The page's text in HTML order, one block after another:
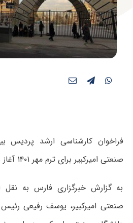
فراخوان کارشناسی ارشد پردیس
صنعتی امیرکبیر برای ترم مهر ۱۴۰۱ آغاز شد.
به گزارش خبرگزاری فارس به نقل
صنعتی امیرکبیر، یوسف رفیعی